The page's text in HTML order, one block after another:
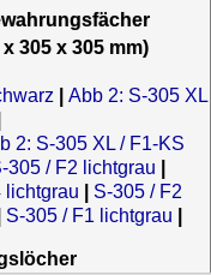
305 x 305 mm)
Abb 2: S-305 XL
2: S-305 XL / F1-KS
305 / F2 lichtgrau
lichtgrau
S-305 / F2
S-305 / F1 lichtgrau